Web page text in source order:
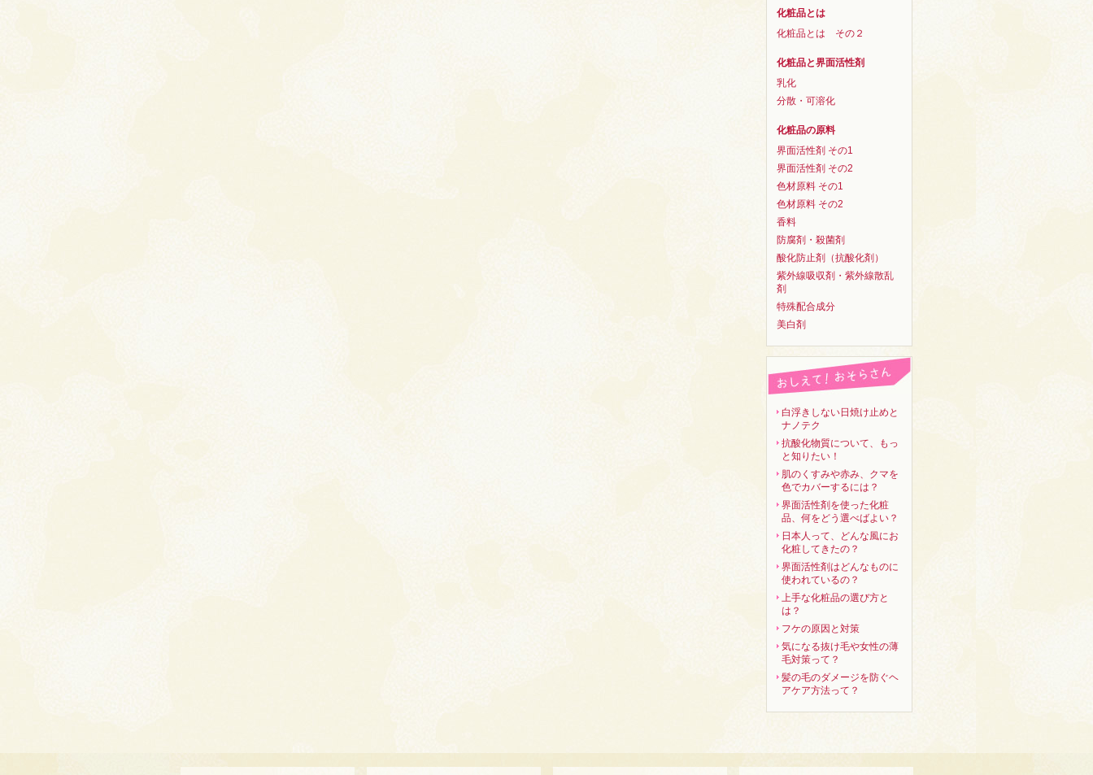
化粧品とは
化粧品とは その２
化粧品と界面活性剤
乳化
分散・可溶化
化粧品の原料
界面活性剤 その1
界面活性剤 その2
色材原料 その1
色材原料 その2
香料
防腐剤・殺菌剤
酸化防止剤（抗酸化剤）
紫外線吸収剤・紫外線散乱
剤
特殊配合成分
美白剤
白浮きしない日焼け止めと
ナノテク
抗酸化物質について、もっ
と知りたい！
肌のくすみや赤み、クマを
色でカバーするには？
界面活性剤を使った化粧
品、何をどう選べばよい？
日本人って、どんな風にお
化粧してきたの？
界面活性剤はどんなものに
使われているの？
上手な化粧品の選び方と
は？
フケの原因と対策
気になる抜け毛や女性の薄
毛対策って？
髪の毛のダメージを防ぐヘ
アケア方法って？